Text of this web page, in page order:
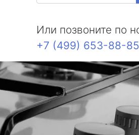
Или позвоните по
+7 (499) 653-88-85